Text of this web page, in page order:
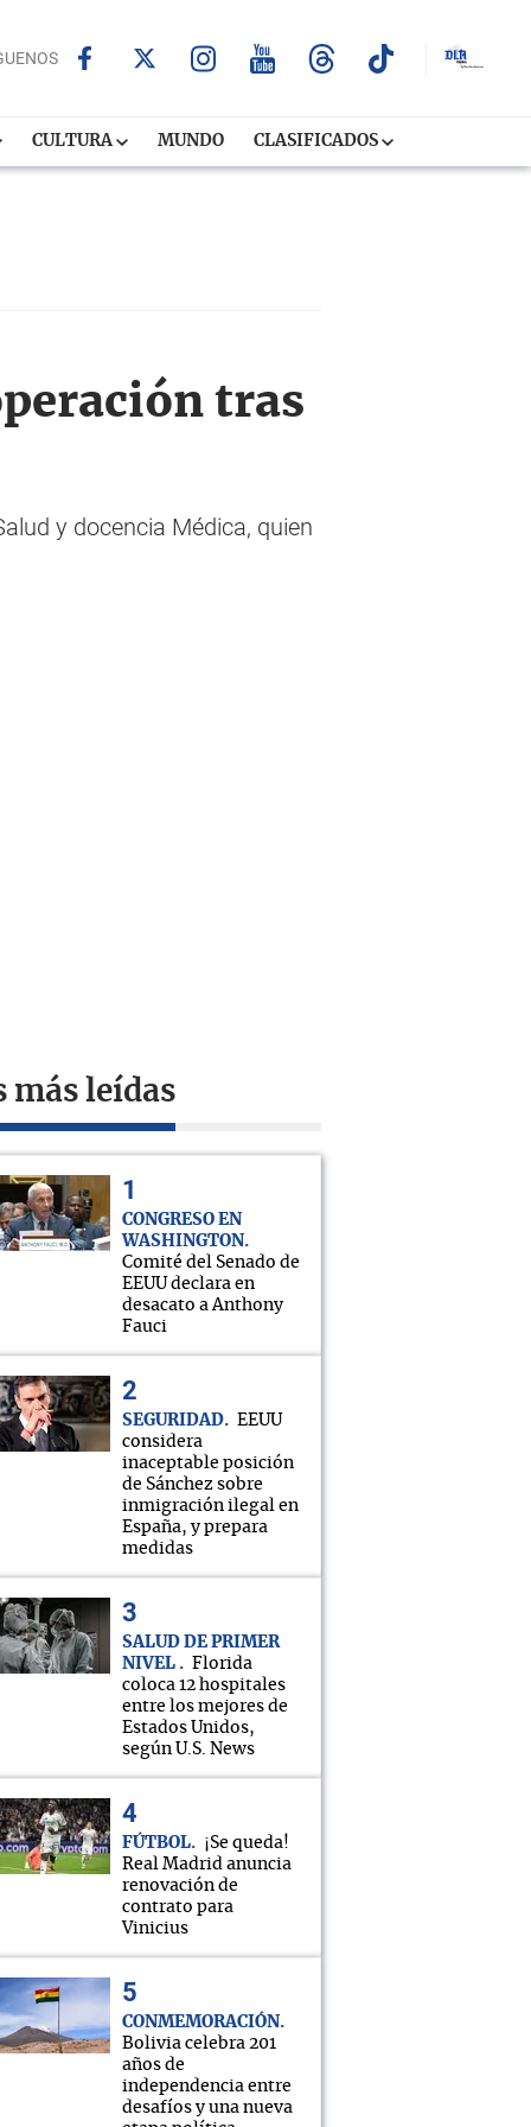
CULTURA MUNDO CLASIFICADOS
tras
y docencia Médica, quien
más leídas
CONGRESO EN
WASHINGTON
Comité del Senado de
EEUU declara en
desacato a Anthony
Fauci
SEGURIDAD
EEUU
considera
inaceptable posición
de Sánchez sobre
inmigración ilegal en
España, y prepara
medidas
SALUD DE PRIMER
NIVEL
Florida
coloca 12 hospitales
entre los mejores de
Estados Unidos,
según U.S. News
FÚTBOL
¡Se queda!
Real Madrid anuncia
renovación de
contrato para
Vinicius
CONMEMORACIÓN
Bolivia celebra 201
años de
independencia entre
desafíos y una nueva